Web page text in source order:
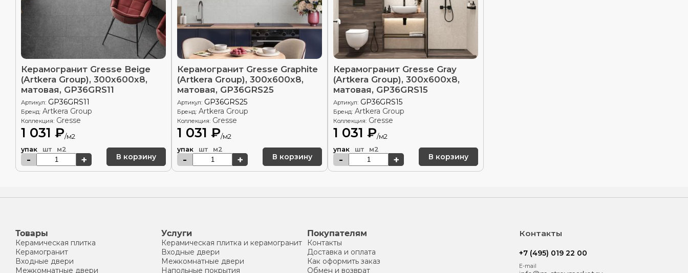
Керамогранит Gresse Beige
(Artkera Group), 300x600x8,
матовая, GP36GRS11
Артикул: GP36GRS11
Бренд: Artkera Group
Коллекция: Gresse
1 031 ₽/м2
упак шт м2
- + В корзину
Керамогранит Gresse Graphite
(Artkera Group), 300x600x8,
матовая, GP36GRS25
Артикул: GP36GRS25
Бренд: Artkera Group
Коллекция: Gresse
1 031 ₽/м2
упак шт м2
- + В корзину
Керамогранит Gresse Gray
(Artkera Group), 300x600x8,
матовая, GP36GRS15
Артикул: GP36GRS15
Бренд: Artkera Group
Коллекция: Gresse
1 031 ₽/м2
упак шт м2
- + В корзину
Товары
Керамическая плитка
Керамогранит
Входные двери
Межкомнатные двери
Услуги
Керамическая плитка и керамогранит
Входные двери
Межкомнатные двери
Напольные покрытия
Покупателям
Контакты
Доставка и оплата
Как оформить заказ
Обмен и возврат
Контакты
+7 (495) 019 22 00
E-mail